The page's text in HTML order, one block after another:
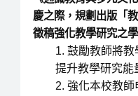
慶之際，規劃出版「
徵稿強化教學研究之
鼓勵教師將教
提升教學研究能
強化本校教師